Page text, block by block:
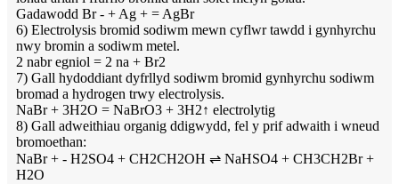
Gadawodd Br - + Ag + = AgBr
6) Electrolysis bromid sodiwm mewn cyflwr tawdd i gynhyrchu
nwy bromin a sodiwm metel.
2 nabr egniol = 2 na + Br2
7) Gall hydoddiant dyfrllyd sodiwm bromid gynhyrchu sodiwm
bromad a hydrogen trwy electrolysis.
NaBr + 3H2O = NaBrO3 + 3H2↑ electrolytig
8) Gall adweithiau organig ddigwydd, fel y prif adwaith i wneud
bromoethan:
NaBr + - H2SO4 + CH2CH2OH ⇌ NaHSO4 + CH3CH2Br +
H2O